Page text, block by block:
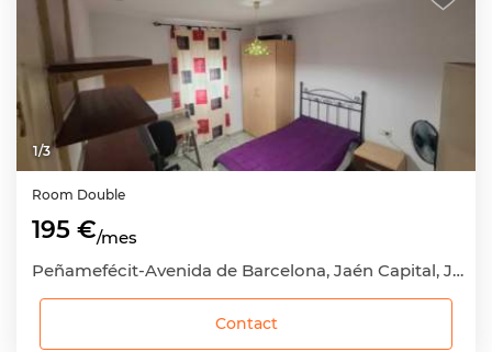
1/3
Room Double
195 €/mes
Peñamefécit-Avenida de Barcelona, Jaén Capital, Jaén
Contact